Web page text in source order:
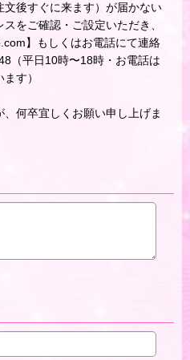
後すぐに来ます）が届かない
をご確認・ご設定いただき、
】もしくはお電話にて連絡
（平日10時〜18時・お電話は
す）
何卒宜しくお願い申し上げま